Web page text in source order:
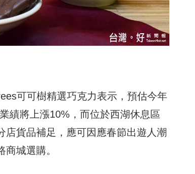
可可樹精選巧克力表示，預估今年
績將上漲10%，而位於西湖休息區
貨品補足，應可因應春節出遊人潮
城選購。